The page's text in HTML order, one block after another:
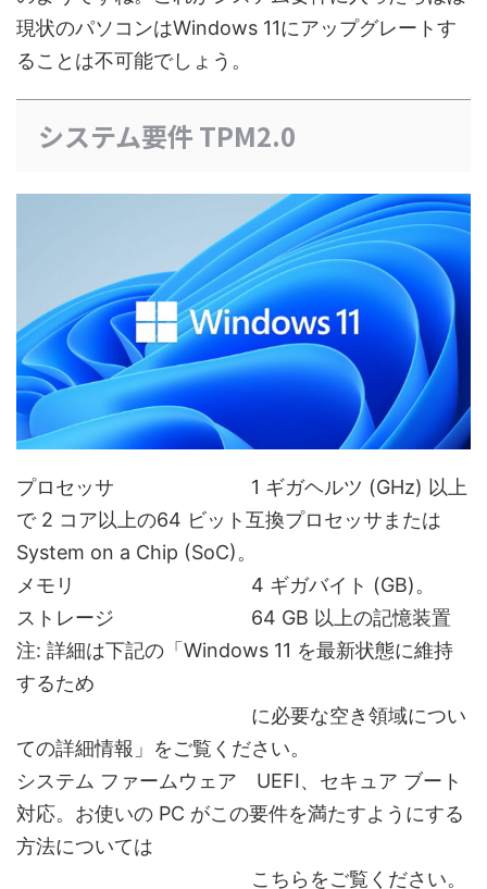
現状のパソコンはWindows 11にアップグレートす
ることは不可能でしょう。
システム要件 TPM2.0
プロセッサ 1 ギガヘルツ (GHz) 以上
で 2 コア以上の64 ビット互換プロセッサまたは
System on a Chip (SoC)。
メモリ 4 ギガバイト (GB)。
ストレージ 64 GB 以上の記憶装置
注: 詳細は下記の「Windows 11 を最新状態に維持
するため
に必要な空き領域につい
ての詳細情報」をご覧ください。
システム ファームウェア UEFI、セキュア ブート
対応。お使いの PC がこの要件を満たすようにする
方法については
こちらをご覧ください。